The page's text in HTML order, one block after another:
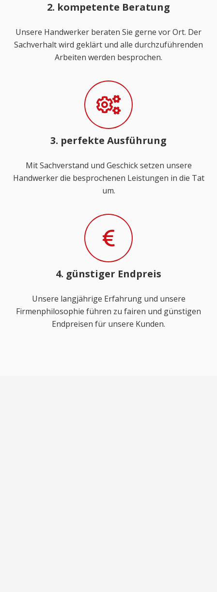
2. kompetente Beratung
Unsere Handwerker beraten Sie gerne vor Ort. Der
Sachverhalt wird geklärt und alle durchzuführenden
Arbeiten werden besprochen.
3. perfekte Ausführung
Mit Sachverstand und Geschick setzen unsere
Handwerker die besprochenen Leistungen in die Tat
um.
4. günstiger Endpreis
Unsere langjährige Erfahrung und unsere
Firmenphilosophie führen zu fairen und günstigen
Endpreisen für unsere Kunden.